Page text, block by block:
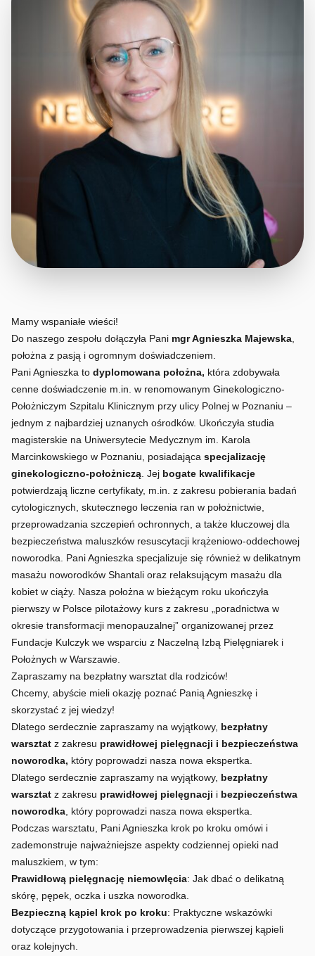
Mamy wspaniałe wieści!
Do naszego zespołu dołączyła Pani mgr Agnieszka Majewska
położna z pasją i ogromnym doświadczeniem.
Pani Agnieszka to dyplomowana położna, która zdobywała
cenne doświadczenie m.in. w renomowanym Ginekologiczno-
Położniczym Szpitalu Klinicznym przy ulicy Polnej w Poznaniu –
jednym z najbardziej uznanych ośrodków. Ukończyła studia
magisterskie na Uniwersytecie Medycznym im. Karola
Marcinkowskiego w Poznaniu, posiadająca specjalizację
ginekologiczno-położniczą . Jej bogate kwalifikacje
potwierdzają liczne certyfikaty, m.in. z zakresu pobierania badań
cytologicznych, skutecznego leczenia ran w położnictwie,
przeprowadzania szczepień ochronnych, a także kluczowej dla
bezpieczeństwa maluszków resuscytacji krążeniowo-oddechowej
noworodka. Pani Agnieszka specjalizuje się również w delikatnym
masażu noworodków Shantali oraz relaksującym masażu dla
kobiet w ciąży. Nasza położna w bieżącym roku ukończyła
pierwszy w Polsce pilotażowy kurs z zakresu „poradnictwa w
okresie transformacji menopauzalnej” organizowanej przez
Fundacje Kulczyk we wsparciu z Naczelną Izbą Pielęgniarek i
Położnych w Warszawie.
Zapraszamy na bezpłatny warsztat dla rodziców!
Chcemy, abyście mieli okazję poznać Panią Agnieszkę i
skorzystać z jej wiedzy!
Dlatego serdecznie zapraszamy na wyjątkowy, bezpłatny
warsztat z zakresu prawidłowej pielęgnacji i bezpieczeństwa
noworodka, który poprowadzi nasza nowa ekspertka.
Dlatego serdecznie zapraszamy na wyjątkowy, bezpłatny
warsztat z zakresu prawidłowej pielęgnacji i bezpieczeństwa
noworodka , który poprowadzi nasza nowa ekspertka.
Podczas warsztatu, Pani Agnieszka krok po kroku omówi i
zademonstruje najważniejsze aspekty codziennej opieki nad
maluszkiem, w tym:
Prawidłową pielęgnację niemowlęcia: Jak dbać o delikatną
skórę, pępek, oczka i uszka noworodka.
Bezpieczną kąpiel krok po kroku: Praktyczne wskazówki
dotyczące przygotowania i przeprowadzenia pierwszej kąpieli
oraz kolejnych.